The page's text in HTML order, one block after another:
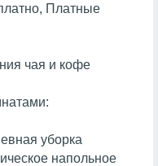
Платные
чая и кофе
уборка
напольное